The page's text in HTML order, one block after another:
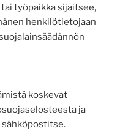
työpaikka sijaitsee,
henkilötietojaan
koskevat
ja